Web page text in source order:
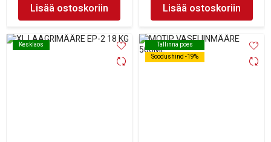
Lisää ostoskoriin Lisää ostoskoriin
Kesklaos
Kesklaos
Tallinna poes
Soodushind -19%
Tallinna poes
Soodushind -19%